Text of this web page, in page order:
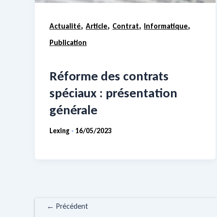
Actualité, Article, Contrat, Informatique,
Publication
Réforme des contrats
spéciaux : présentation
générale
Lexing - 16/05/2023
← Précédent